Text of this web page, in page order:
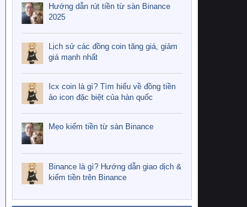
Hướng dẫn rút tiền từ sàn Binance
2025
Lịch sử các đồng coin tăng giá, giảm
giá mạnh nhất
Icx coin là gì? Tìm hiểu về đồng tiền
ảo icon đặc biệt của hàn quốc
Mẹo kiếm tiền từ sàn Binance
Binance là gì? Hướng dẫn giao dịch &
kiếm tiền trên Binance